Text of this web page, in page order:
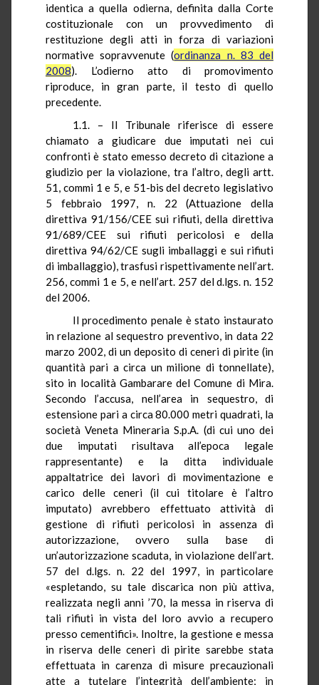
identica a quella odierna, definita dalla Corte
costituzionale con un provvedimento di
restituzione degli atti in forza di variazioni
normative sopravvenute (ordinanza n. 83 del
2008). L’odierno atto di promovimento
riproduce, in gran parte, il testo di quello
precedente.
1.1. – Il Tribunale riferisce di essere
chiamato a giudicare due imputati nei cui
confronti è stato emesso decreto di citazione a
giudizio per la violazione, tra l’altro, degli artt.
51, commi 1 e 5, e 51-bis del decreto legislativo
5 febbraio 1997, n. 22 (Attuazione della
direttiva 91/156/CEE sui rifiuti, della direttiva
91/689/CEE sui rifiuti pericolosi e della
direttiva 94/62/CE sugli imballaggi e sui rifiuti
di imballaggio), trasfusi rispettivamente nell’art.
256, commi 1 e 5, e nell’art. 257 del d.lgs. n. 152
del 2006.
Il procedimento penale è stato instaurato
in relazione al sequestro preventivo, in data 22
marzo 2002, di un deposito di ceneri di pirite (in
quantità pari a circa un milione di tonnellate),
sito in località Gambararedel Comune di Mira.
Secondo l’accusa, nell’area in sequestro, di
estensione pari a circa 80.000 metri quadrati, la
società Veneta Mineraria S.p.A. (di cui uno dei
due imputati risultava all’epoca legale
rappresentante) e la ditta individuale
appaltatrice dei lavori di movimentazione e
carico delle ceneri (il cui titolare è l’altro
imputato) avrebbero effettuato attività di
gestione di rifiuti pericolosi in assenza di
autorizzazione, ovvero sulla base di
un’autorizzazione scaduta, in violazione dell’art.
57 del d.lgs. n. 22 del 1997, in particolare
«espletando, su tale discarica non più attiva,
realizzata negli anni ’70, la messa in riserva di
tali rifiuti in vista del loro avvio a recupero
presso cementifici». Inoltre, la gestione e messa
in riserva delle ceneri di pirite sarebbe stata
effettuata in carenza di misure precauzionali
atte a tutelare l’integrità dell’ambiente; in